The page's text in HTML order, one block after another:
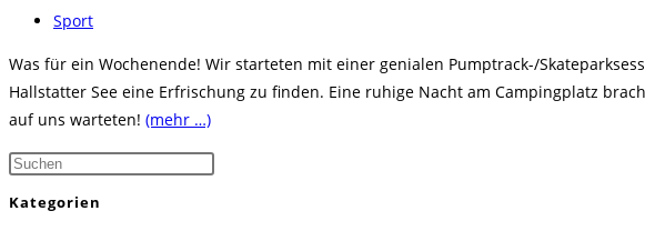
veröffentlicht:
Beitrags-
Sport
Was für ein Wochenende! Wir starteten mit einer genialen Pumptrack-/
Hallstatter See eine Erfrischung zu finden. Eine ruhige Nacht am Campingplatz
auf uns warteten! (mehr …)
Press
Kategorien